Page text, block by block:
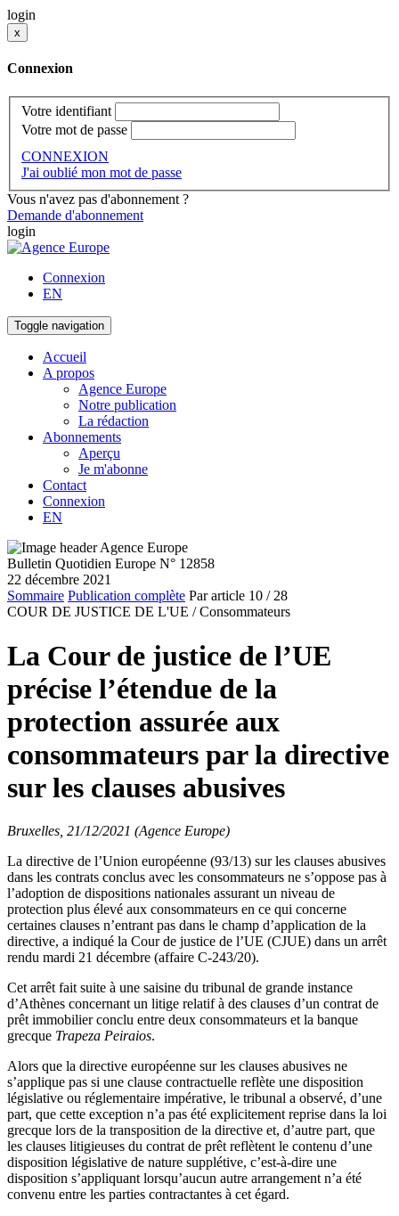
login
x
Connexion
Votre identifiant
Votre mot de passe
CONNEXION
J'ai oublié mon mot de passe
Vous n'avez pas d'abonnement ?
Demande d'abonnement
login
Connexion
EN
Toggle navigation
Accueil
A propos
Agence Europe
Notre publication
La rédaction
Abonnements
Aperçu
Je m'abonne
Contact
Connexion
EN
Bulletin Quotidien Europe N° 12858
22 décembre 2021
Sommaire Publication complète Par article 10 / 28
COUR DE JUSTICE DE L'UE / Consommateurs
La Cour de justice de l’UE
précise l’étendue de la
protection assurée aux
consommateurs par la directive
sur les clauses abusives
Bruxelles, 21/12/2021 (Agence Europe)
La directive de l’Union européenne (93/13) sur les clauses abusives
dans les contrats conclus avec les consommateurs ne s’oppose pas à
l’adoption de dispositions nationales assurant un niveau de
protection plus élevé aux consommateurs en ce qui concerne
certaines clauses n’entrant pas dans le champ d’application de la
directive, a indiqué la Cour de justice de l’UE (CJUE) dans un arrêt
rendu mardi 21 décembre (affaire C-243/20).
Cet arrêt fait suite à une saisine du tribunal de grande instance
d’Athènes concernant un litige relatif à des clauses d’un contrat de
prêt immobilier conclu entre deux consommateurs et la banque
grecque Trapeza Peiraios.
Alors que la directive européenne sur les clauses abusives ne
s’applique pas si une clause contractuelle reflète une disposition
législative ou réglementaire impérative, le tribunal a observé, d’une
part, que cette exception n’a pas été explicitement reprise dans la loi
grecque lors de la transposition de la directive et, d’autre part, que
les clauses litigieuses du contrat de prêt reflètent le contenu d’une
disposition législative de nature supplétive, c’est-à-dire une
disposition s’appliquant lorsqu’aucun autre arrangement n’a été
convenu entre les parties contractantes à cet égard.